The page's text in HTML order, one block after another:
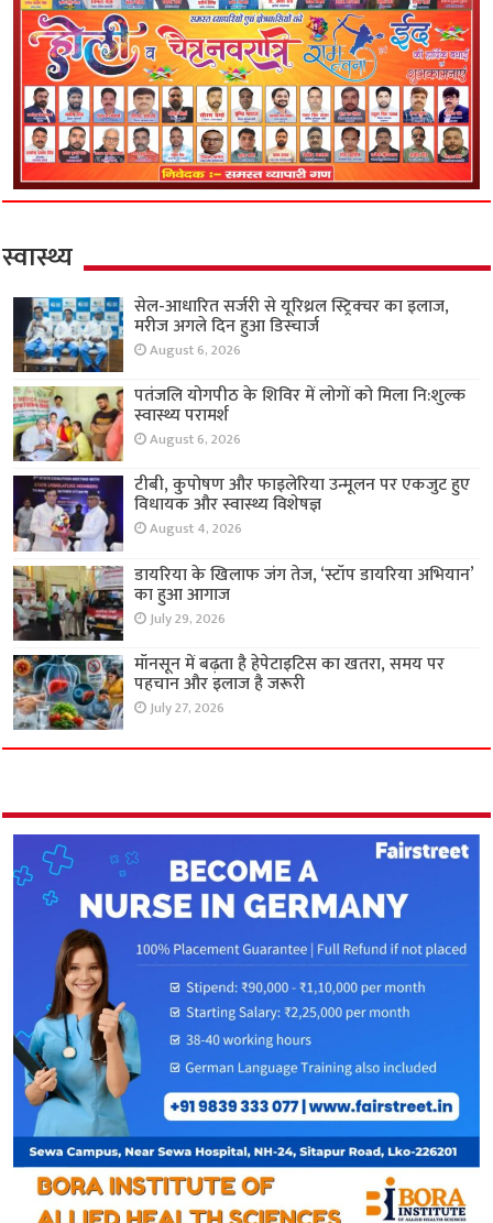
स्वास्थ्य
सेल-आधारित सर्जरी से यूरिथ्रल स्ट्रिक्चर का इलाज,
मरीज अगले दिन हुआ डिस्चार्ज
August 6, 2026
पतंजलि योगपीठ के शिविर में लोगों को मिला नि:शुल्क
स्वास्थ्य परामर्श
August 6, 2026
टीबी, कुपोषण और फाइलेरिया उन्मूलन पर एकजुट हुए
विधायक और स्वास्थ्य विशेषज्ञ
August 4, 2026
डायरिया के खिलाफ जंग तेज, ‘स्टॉप डायरिया अभियान’
का हुआ आगाज
July 29, 2026
मॉनसून में बढ़ता है हेपेटाइटिस का खतरा, समय पर
पहचान और इलाज है जरूरी
July 27, 2026